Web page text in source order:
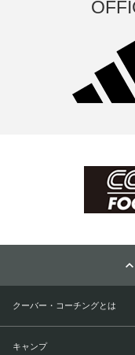
クーバー・コーチングとは
キャンプ